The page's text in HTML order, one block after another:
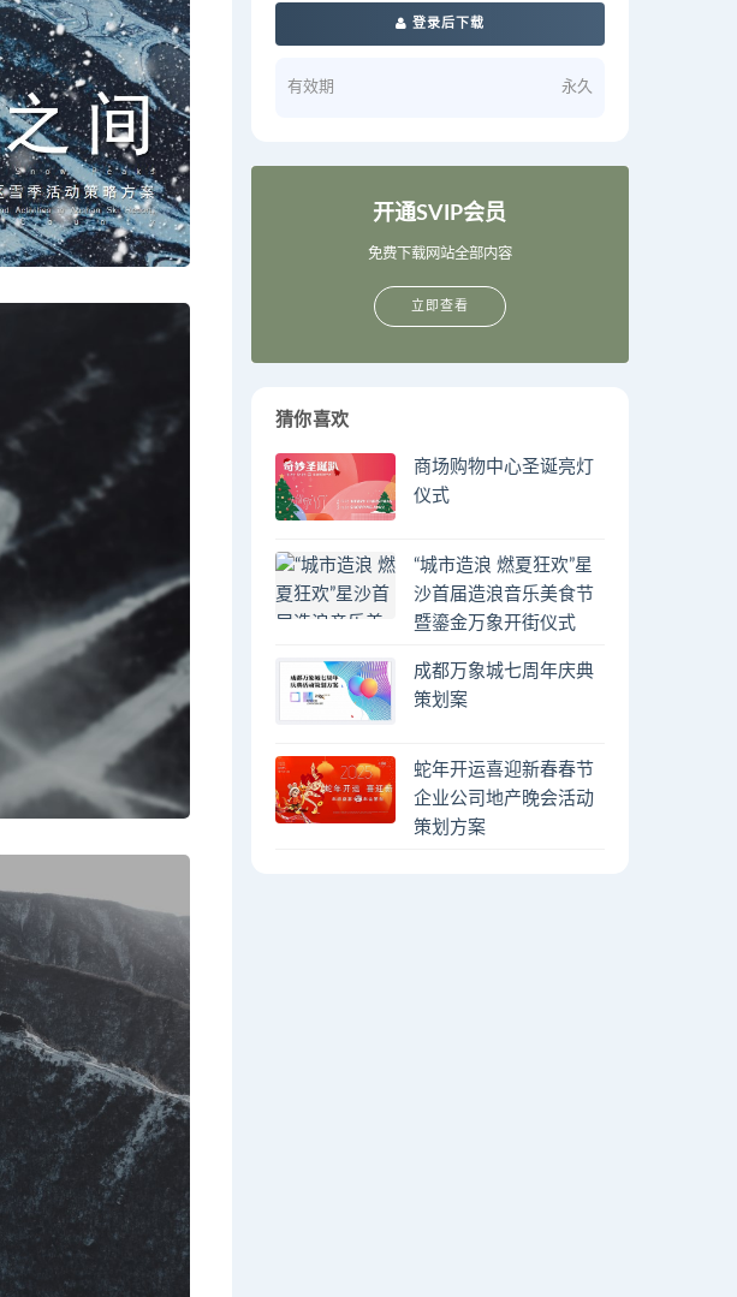
登录后下载
有效期 永久
开通SVIP会员
免费下载网站全部内容
立即查看
猜你喜欢
商场购物中心圣诞亮灯
仪式
“城市造浪 燃夏狂欢”星
沙首届造浪音乐美食节
暨鎏金万象开街仪式
成都万象城七周年庆典
策划案
蛇年开运喜迎新春春节
企业公司地产晚会活动
策划方案